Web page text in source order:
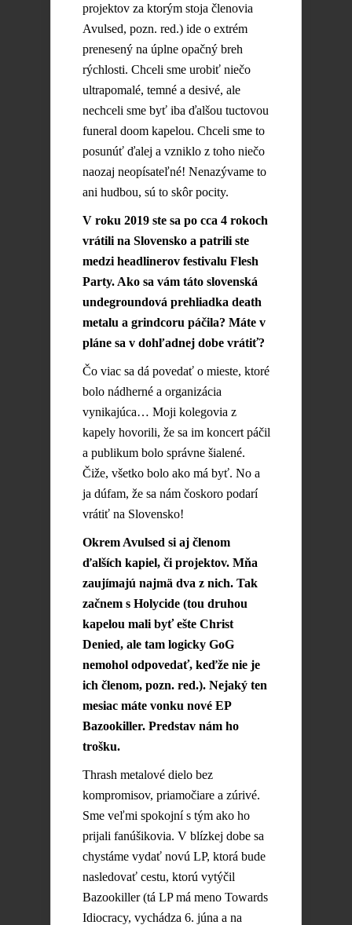
projektov za ktorým stoja členovia
Avulsed, pozn. red.) ide o extrém
prenesený na úplne opačný breh
rýchlosti. Chceli sme urobiť niečo
ultrapomalé, temné a desivé, ale
nechceli sme byť iba ďalšou tuctovou
funeral doom kapelou. Chceli sme to
posunúť ďalej a vzniklo z toho niečo
naozaj neopísateľné! Nenazývame to
ani hudbou, sú to skôr pocity.
V roku 2019 ste sa po cca 4 rokoch
vrátili na Slovensko a patrili ste
medzi headlinerov festivalu Flesh
Party. Ako sa vám táto slovenská
undegroundová prehliadka death
metalu a grindcoru páčila? Máte v
pláne sa v dohľadnej dobe vrátiť?
Čo viac sa dá povedať o mieste, ktoré
bolo nádherné a organizácia
vynikajúca… Moji kolegovia z
kapely hovorili, že sa im koncert páčil
a publikum bolo správne šialené.
Čiže, všetko bolo ako má byť. No a
ja dúfam, že sa nám čoskoro podarí
vrátiť na Slovensko!
Okrem Avulsed si aj členom
ďalších kapiel, či projektov. Mňa
zaujímajú najmä dva z nich. Tak
začnem s Holycide (tou druhou
kapelou mali byť ešte Christ
Denied, ale tam logicky GoG
nemohol odpovedať, keďže nie je
ich členom, pozn. red.). Nejaký ten
mesiac máte vonku nové EP
Bazookiller. Predstav nám ho
trošku.
Thrash metalové dielo bez
kompromisov, priamočiare a zúrivé.
Sme veľmi spokojní s tým ako ho
prijali fanúšikovia. V blízkej dobe sa
chystáme vydať novú LP, ktorá bude
nasledovať cestu, ktorú vytýčil
Bazookiller (tá LP má meno Towards
Idiocracy, vychádza 6. júna a na